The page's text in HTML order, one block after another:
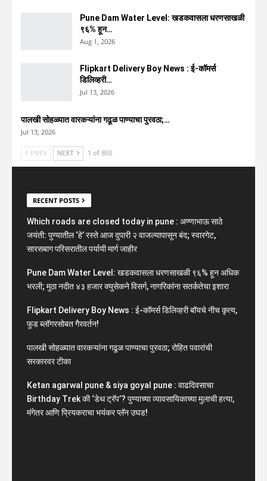
Pune Dam Water Level: खडकवासला धरणसाखळी
९६% हून…
Aug 1, 2026
Flipkart Delivery Boy News : ई-कॉमर्स
डिलिव्हरी…
Jul 13, 2026
पालखी सोहळ्यात वारकऱ्यांना गढूळ पाण्याचा पुरवठा;…
Jul 13, 2026
PREV NEXT 1 of 855
RECENT POSTS
Which roads are closed today in pune : अण्णाभाऊ साठे
जयंती: पुण्यातील ‘हे’ रस्ते आज दुपारी २ वाजल्यापासून बंद; स्वारगेट,
सारसबाग परिसरातील पर्यायी मार्ग जाहीर
Pune Dam Water Level: खडकवासला धरणसाखळी ९६% हून अधिक
भरली; मुठा नदीत ४३ हजार क्युसेकने विसर्ग, नागरिकांना सतर्कतेचा इशारा
Flipkart Delivery Boy News : ई-कॉमर्स डिलिव्हरी बॉयचे नीच कृत्य,
फूड ब्लॉगरसोबत गैरवर्तन!
पालखी सोहळ्यात वारकऱ्यांना गढूळ पाण्याचा पुरवठा; रोहित पवारांची
सरकारवर टीका
Ketan agarwal pune & siya goyal pune : वाढदिवसाचा
Birthday Trek की ‘डेथ ट्रॅप’? पुण्याच्या व्यावसायिकाच्या मुलाची हत्या,
मंगेतर आणि प्रियकराचा भयंकर प्लॅन उघड!